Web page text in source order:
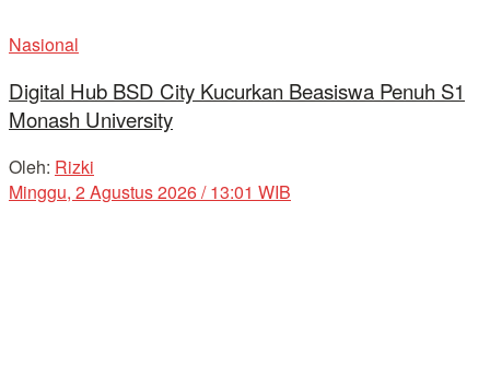
Nasional
Digital Hub BSD City Kucurkan Beasiswa Penuh S1
Monash University
Oleh: Rizki
Minggu, 2 Agustus 2026 / 13:01 WIB